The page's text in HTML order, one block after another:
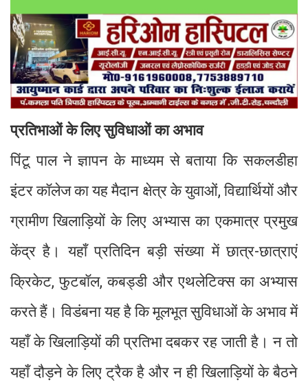
प्रतिभाओं के लिए सुविधाओं का अभाव
पिंटू पाल ने ज्ञापन के माध्यम से बताया कि सकलडीहा
इंटर कॉलेज का यह मैदान क्षेत्र के युवाओं, विद्यार्थियों और
ग्रामीण खिलाड़ियों के लिए अभ्यास का एकमात्र प्रमुख
केंद्र है। यहाँ प्रतिदिन बड़ी संख्या में छात्र-छात्राएं
क्रिकेट, फुटबॉल, कबड्डी और एथलेटिक्स का अभ्यास
करते हैं। विडंबना यह है कि मूलभूत सुविधाओं के अभाव में
यहाँ के खिलाड़ियों की प्रतिभा दबकर रह जाती है। न तो
यहाँ दौड़ने के लिए ट्रैक है और न ही खिलाड़ियों के बैठने